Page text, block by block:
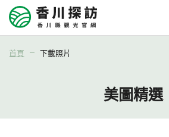
首頁 下載照片
美圖精選